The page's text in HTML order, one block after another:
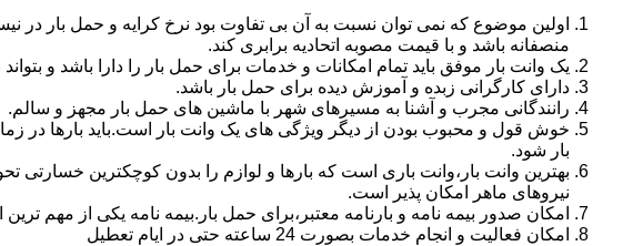
اولین موضوع که نمی توان نسبت به آن بی تفاوت بود نرخ کرایه و حمل بار در
منصفانه باشد و با قیمت مصوبه اتحادیه برابری کند.
یک وانت بار موفق باید تمام امکانات و خدمات برای حمل بار را دارا باشد و
دارای کارگرانی زبده و آموزش دیده برای حمل بار باشد.
رانندگانی مجرب و آشنا به مسیرهای شهر با ماشین های حمل بار مجهز و سالم.
خوش قول و محبوب بودن از دیگر ویژگی های یک وانت بار است.باید بارها در
بار شود.
بهترین وانت بار،وانت باری است که بارها و لوازم را بدون کوچکترین خسارتی
نیروهای ماهر امکان پذیر است.
امکان صدور بیمه نامه و بارنامه معتبر،برای حمل بار.بیمه نامه یکی از
امکان فعالیت و انجام خدمات بصورت 24 ساعته حتی در ایام تعطیل